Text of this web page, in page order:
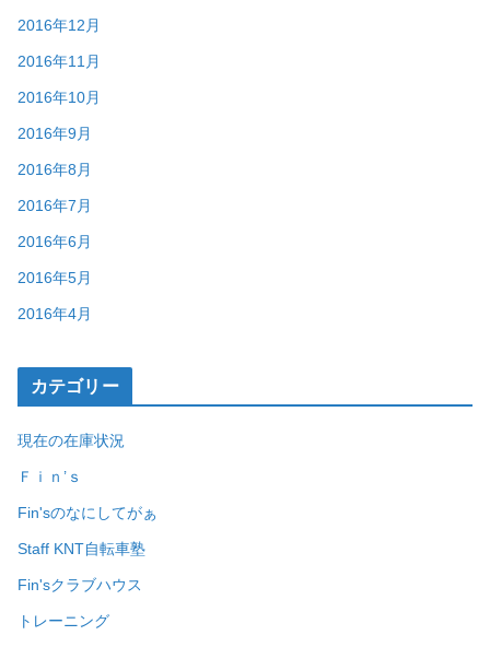
2016年12月
2016年11月
2016年10月
2016年9月
2016年8月
2016年7月
2016年6月
2016年5月
2016年4月
カテゴリー
現在の在庫状況
Ｆｉｎ’ｓ
Fin'sのなにしてがぁ
Staff KNT自転車塾
Fin'sクラブハウス
トレーニング